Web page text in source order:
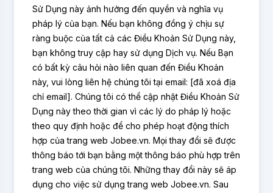
Sử Dụng này ảnh hưởng đến quyền và nghĩa vụ
pháp lý của bạn. Nếu bạn không đồng ý chịu sự
ràng buộc của tất cả các Điều Khoản Sử Dụng này,
bạn không truy cập hay sử dụng Dịch vụ. Nếu Bạn
có bất kỳ câu hỏi nào liên quan đến Điều Khoản
này, vui lòng liên hệ chúng tôi tại email: [đã xoá địa
chỉ email]. Chúng tôi có thể cập nhật Điều Khoản Sử
Dụng này theo thời gian vì các lý do pháp lý hoặc
theo quy định hoặc để cho phép hoạt động thích
hợp của trang web Jobee.vn. Mọi thay đổi sẽ được
thông báo tới bạn bằng một thông báo phù hợp trên
trang web của chúng tôi. Những thay đổi này sẽ áp
dụng cho việc sử dụng trang web Jobee.vn. Sau